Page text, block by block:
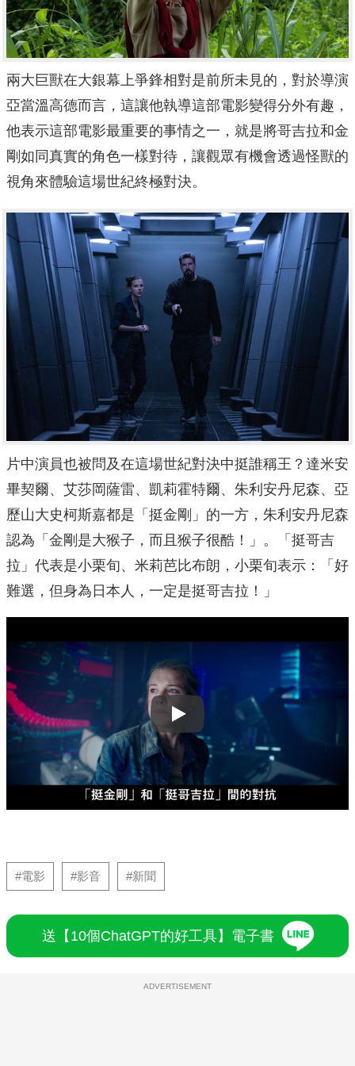
兩大巨獸在大銀幕上爭鋒相對是前所未見的， 對於導演
亞當溫高德而言，這讓他執導這部電影變得分外有趣，
他表示這部電影最重要的事情之一， 就是將哥吉拉和金
剛如同真實的角色一樣對待， 讓觀眾有機會透過怪獸的
視角來體驗這場世紀終極對決。
片中演員也被問及在這場世紀對決中挺誰稱王？達米安
畢契爾、 艾莎岡薩雷、凱莉霍特爾、朱利安丹尼森、亞
歷山大史柯斯嘉都是「 挺金剛」的一方，朱利安丹尼森
認為「金剛是大猴子， 而且猴子很酷！」。「挺哥吉
拉」代表是小栗旬、米莉芭比布朗， 小栗旬表示：「好
難選，但身為日本人，一定是挺哥吉拉！」
Play
#電影 #影音 #新聞
送【10個ChatGPT的好工具】電子書
ADVERTISEMENT